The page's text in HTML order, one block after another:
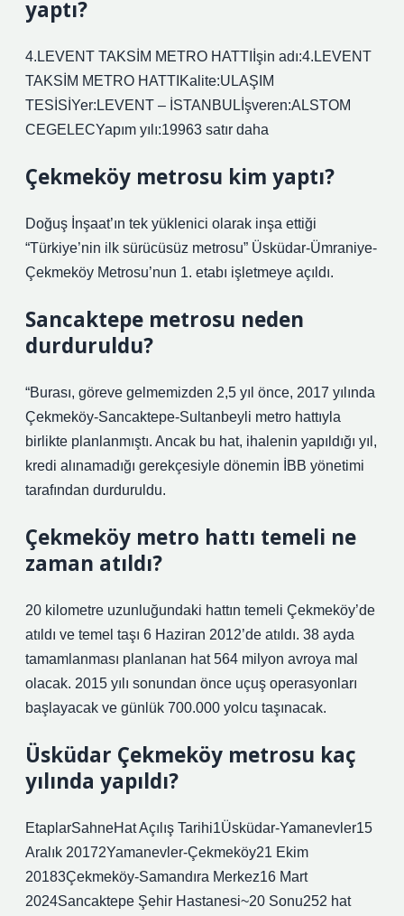
yaptı?
4.LEVENT TAKSİM METRO HATTIİşin adı:4.LEVENT
TAKSİM METRO HATTIKalite:ULAŞIM
TESİSİYer:LEVENT – İSTANBULİşveren:ALSTOM
CEGELECYapım yılı:19963 satır daha
Çekmeköy metrosu kim yaptı?
Doğuş İnşaat’ın tek yüklenici olarak inşa ettiği
“Türkiye’nin ilk sürücüsüz metrosu” Üsküdar-Ümraniye-
Çekmeköy Metrosu’nun 1. etabı işletmeye açıldı.
Sancaktepe metrosu neden
durduruldu?
“Burası, göreve gelmemizden 2,5 yıl önce, 2017 yılında
Çekmeköy-Sancaktepe-Sultanbeyli metro hattıyla
birlikte planlanmıştı. Ancak bu hat, ihalenin yapıldığı yıl,
kredi alınamadığı gerekçesiyle dönemin İBB yönetimi
tarafından durduruldu.
Çekmeköy metro hattı temeli ne
zaman atıldı?
20 kilometre uzunluğundaki hattın temeli Çekmeköy’de
atıldı ve temel taşı 6 Haziran 2012’de atıldı. 38 ayda
tamamlanması planlanan hat 564 milyon avroya mal
olacak. 2015 yılı sonundan önce uçuş operasyonları
başlayacak ve günlük 700.000 yolcu taşınacak.
Üsküdar Çekmeköy metrosu kaç
yılında yapıldı?
EtaplarSahneHat Açılış Tarihi1Üsküdar-Yamanevler15
Aralık 20172Yamanevler-Çekmeköy21 Ekim
20183Çekmeköy-Samandıra Merkez16 Mart
2024Sancaktepe Şehir Hastanesi~20 Sonu252 hat